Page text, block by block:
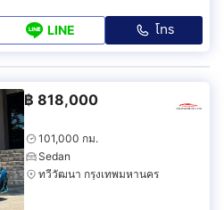
LINE โทร
฿ 818,000
101,000 กม.
Sedan
ทวีวัฒนา กรุงเทพมหานคร